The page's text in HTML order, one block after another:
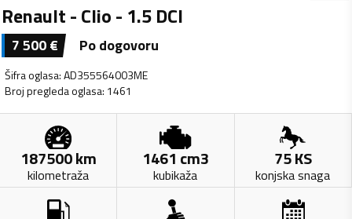
Renault - Clio - 1.5 DCI
7 500€ Po dogovoru
Šifra oglasa:AD355564003ME
Broj pregleda oglasa: 1461
187500km
kilometraža
1461 cm3
kubikaža
75KS
konjska snaga